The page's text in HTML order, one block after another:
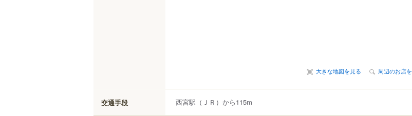
大きな地図を見る 周辺のお店
交通手段 西宮駅（ＪＲ）から115m